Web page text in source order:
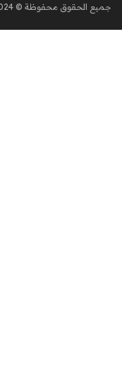
جميع الحقوق محفوظة © 2024